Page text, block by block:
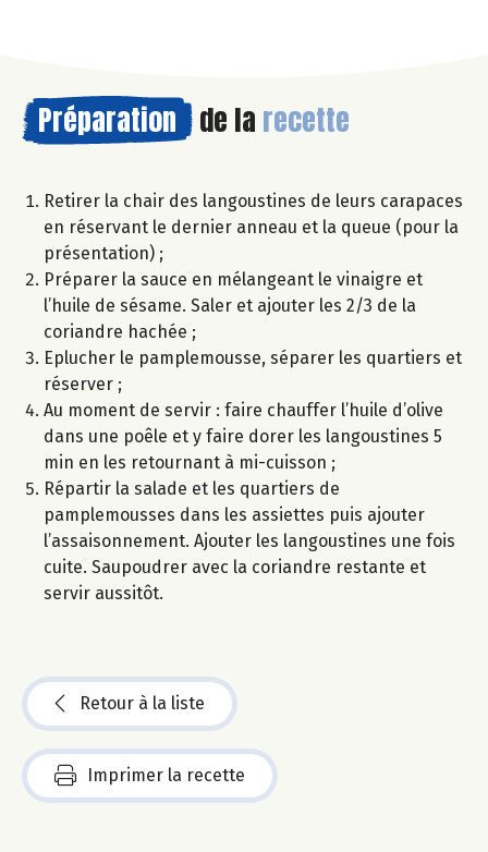
Préparation de la recette
Retirer la chair des langoustines de leurs carapaces
en réservant le dernier anneau et la queue (pour la
présentation) ;
Préparer la sauce en mélangeant le vinaigre et
l’huile de sésame. Saler et ajouter les 2/3 de la
coriandre hachée ;
Eplucher le pamplemousse, séparer les quartiers et
réserver ;
Au moment de servir : faire chauffer l’huile d’olive
dans une poêle et y faire dorer les langoustines 5
min en les retournant à mi-cuisson ;
Répartir la salade et les quartiers de
pamplemousses dans les assiettes puis ajouter
l’assaisonnement. Ajouter les langoustines une fois
cuite. Saupoudrer avec la coriandre restante et
servir aussitôt.
Retour à la liste
Imprimer la recette